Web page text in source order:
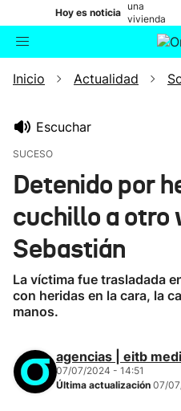
Hoy es noticia
una
vivienda
de Bilbao
Buscador
Inicio Actualidad
Escuchar
SUCESO
Detenido por
cuchillo a otro
Sebastián
La víctima fue trasladada
con heridas en la cara, la
manos.
agencias | eitb
07/07/2024 - 14:51
Última actualización 07/